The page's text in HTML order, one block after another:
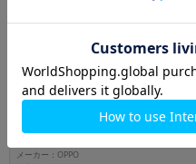
64GB nanoSIM
OPPO A54 5G CPH2303 シルバーブ
ラック【国内版 SIMフリー】
メーカー：OPPO